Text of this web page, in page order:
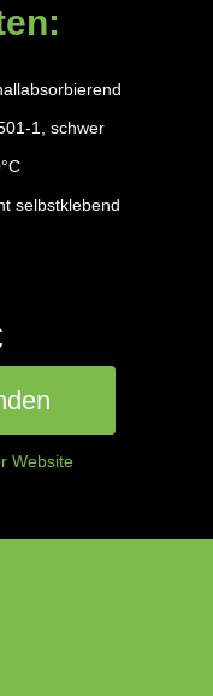
1, schwer
selbstklebend
Website